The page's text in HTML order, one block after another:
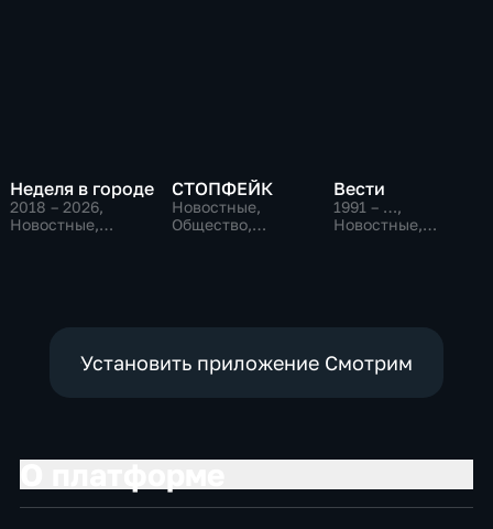
Неделя в городе
2018 – 2026,
Новостные,
СТОПФЕЙК
Новостные,
Общество,
Вести
1991 – …,
Новостные,
Установить приложение Смотрим